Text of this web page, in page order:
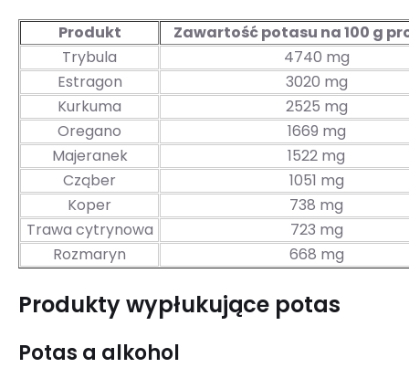
Produkt
Zawartość potasu na 100 g
Trybula
4740 mg
Estragon
3020 mg
Kurkuma
2525 mg
Oregano
1669 mg
Majeranek
1522 mg
Cząber
1051 mg
Koper
738 mg
Trawa cytrynowa
723 mg
Rozmaryn
668 mg
Produkty wypłukujące potas
Potas a alkohol